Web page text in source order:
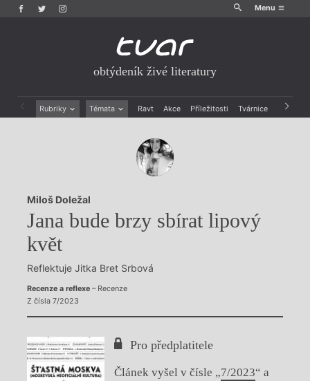
Menu
obtýdeník živé literatury
Rubriky Témata Ravt Akce Příležitosti Tvárnice Archiv
Rozhovory
Dokument
Výroční ceny
Miloš Doležal
Jana bude brzy sbírat lipový
květ
Reflektuje Jitka Bret Srbová
Recenze a reflexe– Recenze
Z čísla 7/2023
Pro předplatitele
Článek vyšel v čísle „7/2023“ a